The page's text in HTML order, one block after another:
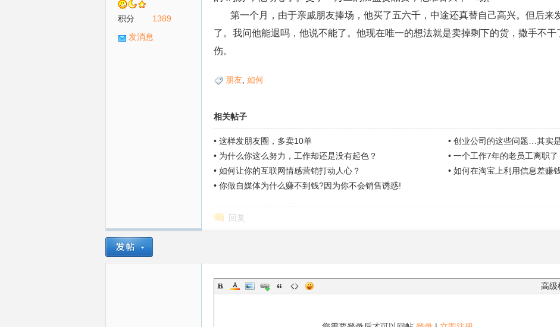
积分
1389
发消息
第一个月，由于亲戚朋友捧场，他买了五六千，中途还真替自己高兴。但后
了。我问他能退吗，他说不能了。他现在唯一的想法就是卖掉剩下的货，撒手不
伤。
朋友 如何
相关帖子
• 这样发朋友圈，多卖10单 • 创业公司的这些问题…其实
• 为什么你这么努力，工作却还是没有起色？ • 一个工作7年的老员工离职了
• 如何让你的互联网情感营销打动人心？ • 如何在淘宝上利用信息差赚
• 你做自媒体为什么赚不到钱?因为你不会销售诱惑!
回复
高级